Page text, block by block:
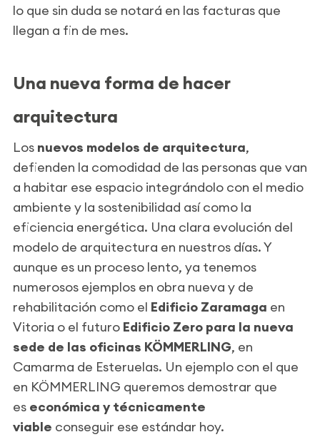
lo que sin duda se notará en las facturas que
llegan a fin de mes.
Una nueva forma de hacer
arquitectura
Los nuevos modelos de arquitectura,
defienden la comodidad de las personas que van
a habitar ese espacio integrándolo con el medio
ambiente y la sostenibilidad así como la
eficiencia energética. Una clara evolución del
modelo de arquitectura en nuestros días. Y
aunque es un proceso lento, ya tenemos
numerosos ejemplos en obra nueva y de
rehabilitación como el Edificio Zaramaga en
Vitoria o el futuroEdificio Zero para la nueva
sede de las oficinas KÖMMERLING, en
Camarma de Esteruelas. Un ejemplo con el que
en KÖMMERLING queremos demostrar que
es económica y técnicamente
viable conseguir ese estándar hoy.